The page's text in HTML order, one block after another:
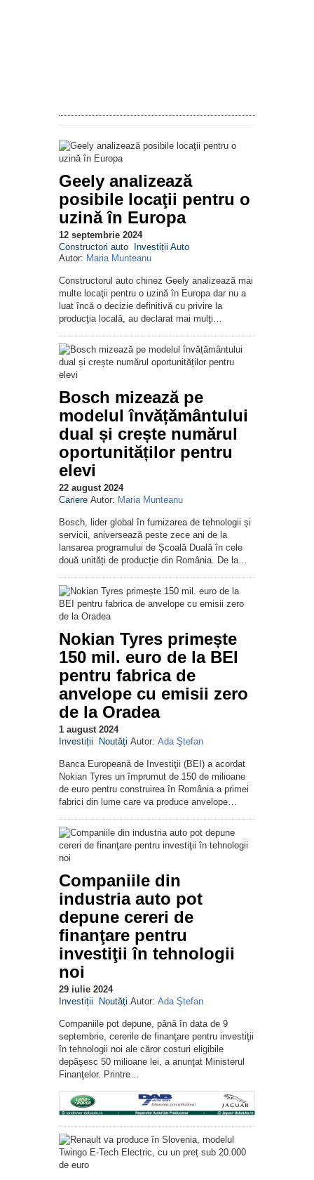
Geely analizează
posibile locaţii pentru o
uzină în Europa
12 septembrie 2024
Constructori auto Investiții Auto
Autor: Maria Munteanu
Constructorul auto chinez Geely analizează mai
multe locaţii pentru o uzină în Europa dar nu a
luat încă o decizie definitivă cu privire la
producţia locală, au declarat mai mulţi…
Bosch mizează pe
modelul învățământului
dual și crește numărul
oportunităților pentru
elevi
22 august 2024
Cariere Autor: Maria Munteanu
Bosch, lider global în furnizarea de tehnologii și
servicii, aniversează peste zece ani de la
lansarea programului de Școală Duală în cele
două unități de producție din România. De la…
Nokian Tyres primește
150 mil. euro de la BEI
pentru fabrica de
anvelope cu emisii zero
de la Oradea
1 august 2024
Investiții
Noutăţi Autor: Ada Ştefan
Banca Europeană de Investiţii (BEI) a acordat
Nokian Tyres un împrumut de 150 de milioane
de euro pentru construirea în România a primei
fabrici din lume care va produce anvelope…
Companiile din
industria auto pot
depune cereri de
finanţare pentru
investiţii în tehnologii
noi
29 iulie 2024
Investiții
Noutăţi Autor: Ada Ştefan
Companiile pot depune, până în data de 9
septembrie, cererile de finanţare pentru investiţii
în tehnologii noi ale căror costuri eligibile
depăşesc 50 milioane lei, a anunţat Ministerul
Finanţelor. Printre…